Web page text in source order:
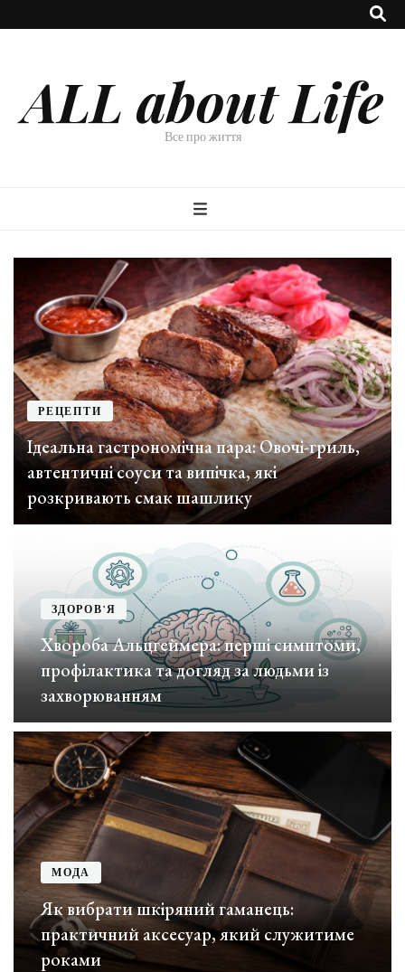
ALL about Life
Все про життя
РЕЦЕПТИ
Ідеальна гастрономічна пара: Овочі-гриль,
автентичні соуси та випічка, які
розкривають смак шашлику
ЗДОРОВ'Я
Хвороба Альцгеймера: перші симптоми,
профілактика та догляд за людьми із
захворюванням
МОДА
Як вибрати шкіряний гаманець:
практичний аксесуар, який служитиме
роками